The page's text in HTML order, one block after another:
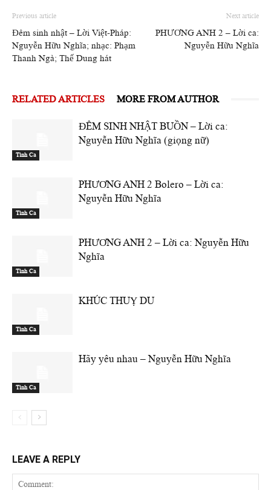
Previous article
Đêm sinh nhật – Lời Việt-Pháp:
Nguyễn Hữu Nghĩa; nhạc: Phạm
Thanh Ngà; Thế Dung hát
Next article
PHƯƠNG ANH 2 – Lời ca:
Nguyễn Hữu Nghĩa
RELATED ARTICLES MORE FROM AUTHOR
Tình Ca
ĐÊM SINH NHẬT BUỒN – Lời ca:
Nguyễn Hữu Nghĩa (giọng nữ)
Tình Ca
PHƯƠNG ANH 2 Bolero – Lời ca:
Nguyễn Hữu Nghĩa
Tình Ca
PHƯƠNG ANH 2 – Lời ca: Nguyễn Hữu
Nghĩa
Tình Ca
KHÚC THUỴ DU
Tình Ca
Hãy yêu nhau – Nguyễn Hữu Nghĩa
LEAVE A REPLY